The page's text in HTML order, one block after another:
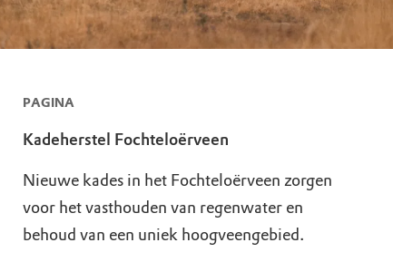
PAGINA
Kadeherstel Fochteloërveen
Nieuwe kades in het Fochteloërveen zorgen
voor het vasthouden van regenwater en
behoud van een uniek hoogveengebied.